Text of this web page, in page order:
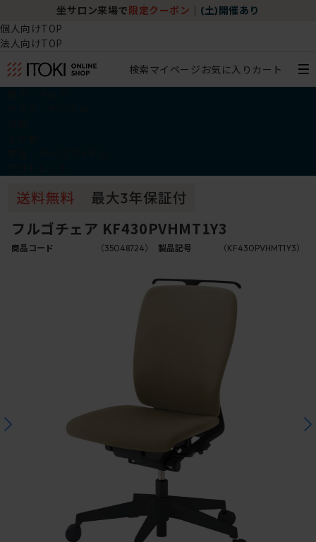
坐サロン来場で 限定クーポン (土)開催あり
個人向けTOP
法人向けTOP
検索マイページ お気に入り カート
フルゴチェア KF430PVHMT1Y3
商品コード （35048724） 製品記号 （KF430PVHMT1Y3）